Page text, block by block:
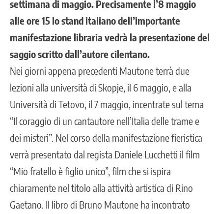
settimana di maggio. Precisamente l’8 maggio
alle ore 15 lo stand italiano dell’importante
manifestazione libraria vedrà la presentazione del
saggio scritto dall’autore cilentano.
Nei giorni appena precedenti Mautone terrà due
lezioni alla università di Skopje, il 6 maggio, e alla
Università di Tetovo, il 7 maggio, incentrate sul tema
“Il coraggio di un cantautore nell’Italia delle trame e
dei misteri”. Nel corso della manifestazione fieristica
verrà presentato dal regista Daniele Lucchetti il film
“Mio fratello è figlio unico”, film che si ispira
chiaramente nel titolo alla attività artistica di Rino
Gaetano. Il libro di Bruno Mautone ha incontrato